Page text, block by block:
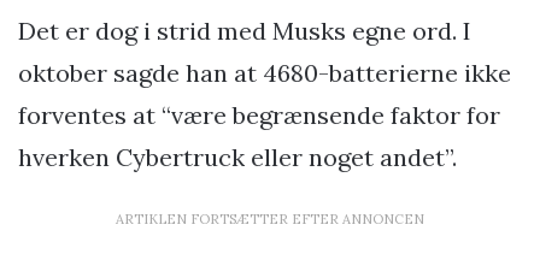
Det er dog i strid med Musks egne ord. I
oktober sagde han at 4680-batterierne ikke
forventes at “være begrænsende faktor for
hverken Cybertruck eller noget andet”.
ARTIKLEN FORTSÆTTER EFTER ANNONCEN